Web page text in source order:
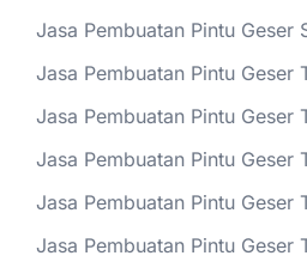
Jasa Pembuatan Pintu Geser
Jasa Pembuatan Pintu Geser
Jasa Pembuatan Pintu Geser
Jasa Pembuatan Pintu Geser
Jasa Pembuatan Pintu Geser
Jasa Pembuatan Pintu Geser